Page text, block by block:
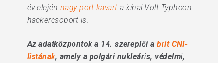
év elején nagy port kavart a kínai Volt Typhoon
hackercsoport is.
Az adatközpontok a 14. szereplői abrit CNI-
listának, amely a polgári nukleáris, védelmi,